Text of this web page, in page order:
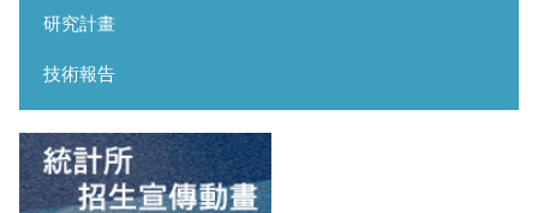
研究計畫
技術報告